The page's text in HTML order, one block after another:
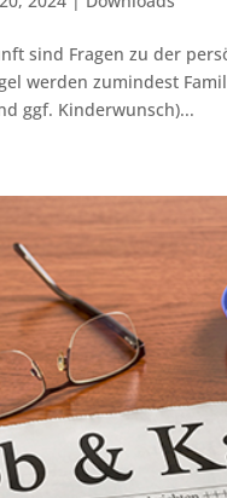
sind Fragen zu der
werden zumindest
ggf. Kinderwunsch)...